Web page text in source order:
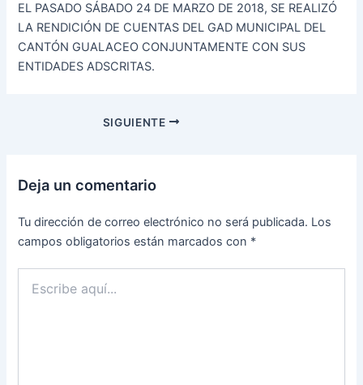
EL PASADO SÁBADO 24 DE MARZO DE 2018, SE REALIZÓ
LA RENDICIÓN DE CUENTAS DEL GAD MUNICIPAL DEL
CANTÓN GUALACEO CONJUNTAMENTE CON SUS
ENTIDADES ADSCRITAS.
SIGUIENTE
Deja un comentario
Tu dirección de correo electrónico no será publicada. Los
campos obligatorios están marcados con *
aquí...